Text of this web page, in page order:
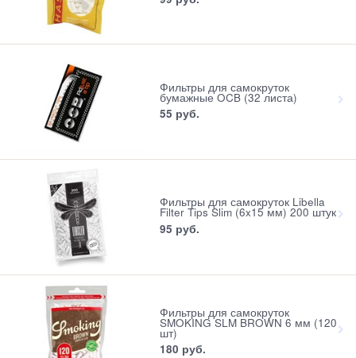
Фильтры для самокруток
бумажные OCB (32 листа)
55 руб.
Фильтры для самокруток Libella
Filter Tips Slim (6x15 мм) 200 штук
95 руб.
Фильтры для самокруток
SMOKING SLM BROWN 6 мм (120
шт)
180 руб.